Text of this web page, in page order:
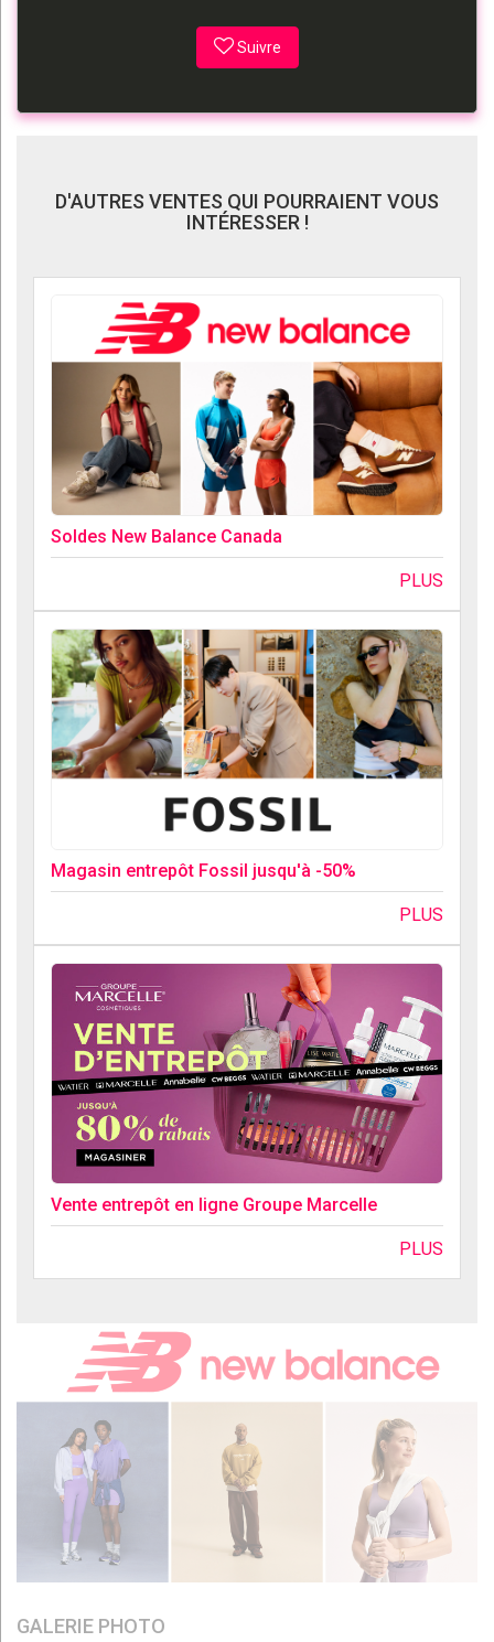
Suivre
D'AUTRES VENTES QUI POURRAIENT VOUS
INTÉRESSER !
Soldes New Balance Canada
PLUS
Magasin entrepôt Fossil jusqu'à -50%
PLUS
Vente entrepôt en ligne Groupe Marcelle
PLUS
GALERIE PHOTO